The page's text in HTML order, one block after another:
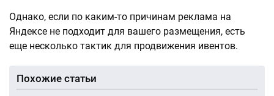
Однако, если по каким-то причинам реклама на
Яндексе не подходит для вашего размещения, есть
еще несколько тактик для продвижения ивентов.
Похожие статьи